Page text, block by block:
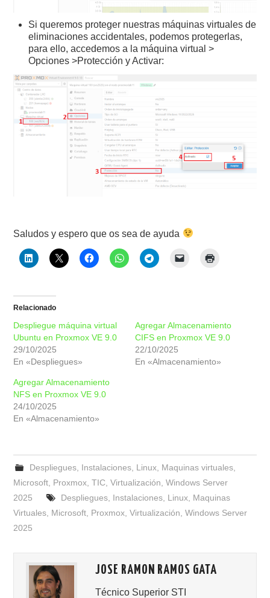
Si queremos proteger nuestras máquinas virtuales de
eliminaciones accidentales, podemos protegerlas,
para ello, accedemos a la máquina virtual >
Opciones >Protección y Activar:
Saludos y espero que os sea de ayuda
Relacionado
Despliegue máquina virtual
Ubuntu en Proxmox VE 9.0
29/10/2025
En «Despliegues»
Agregar Almacenamiento
CIFS en Proxmox VE 9.0
22/10/2025
En «Almacenamiento»
Agregar Almacenamiento
NFS en Proxmox VE 9.0
24/10/2025
En «Almacenamiento»
Despliegues, Instalaciones, Linux, Maquinas virtuales,
Microsoft Proxmox ,TIC ,Virtualización ,Windows Server
2025
Despliegues, Instalaciones, Linux, Maquinas
Virtuales Microsoft Proxmox ,Virtualización ,Windows Server
2025
JOSE RAMON RAMOS GATA
Técnico Superior STI